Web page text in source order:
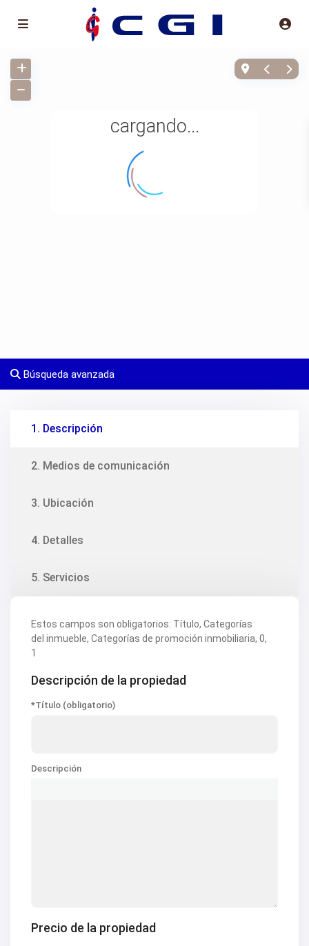
cargando...
Búsqueda avanzada
1. Descripción
2. Medios de comunicación
3. Ubicación
4. Detalles
5. Servicios
Estos campos son obligatorios: Título, Categorías
del inmueble, Categorías de promoción inmobiliaria, 0,
1
Descripción de la propiedad
*Título (obligatorio)
Descripción
Precio de la propiedad